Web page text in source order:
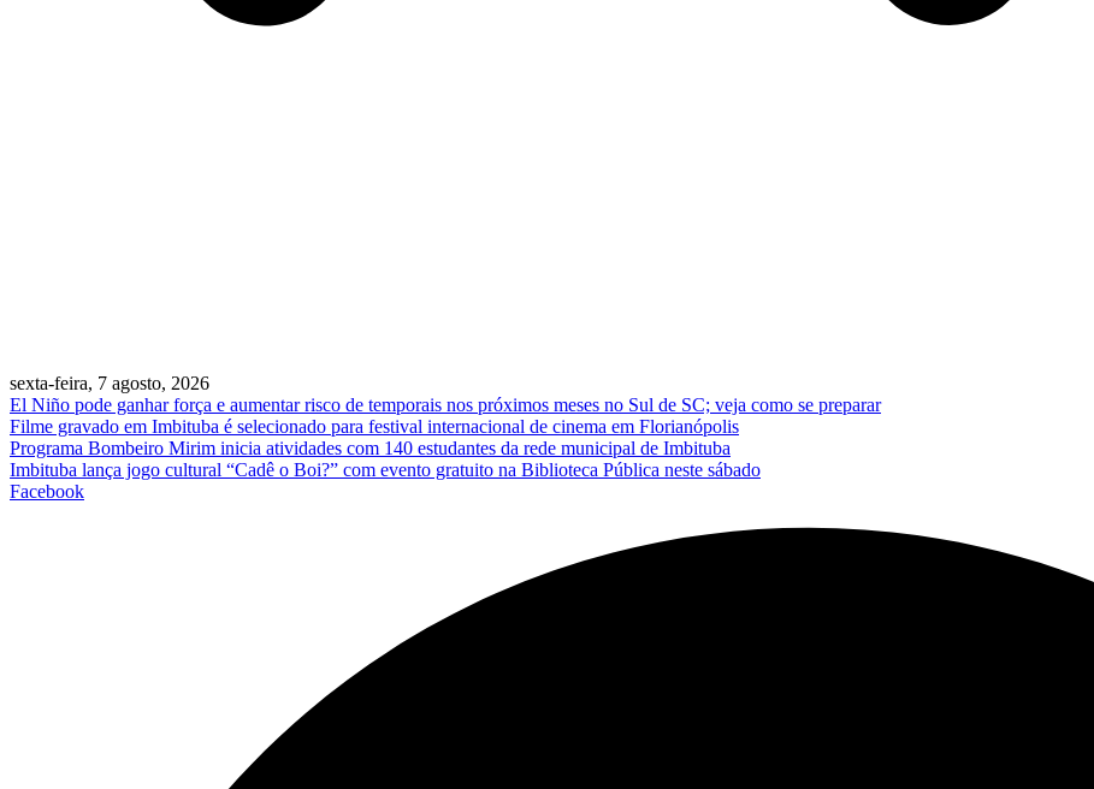
sexta-feira, 7 agosto, 2026
El Niño pode ganhar força e aumentar risco de temporais nos próximos meses no Sul de SC; veja como se preparar
Filme gravado em Imbituba é selecionado para festival internacional de cinema em Florianópolis
Programa Bombeiro Mirim inicia atividades com 140 estudantes da rede municipal de Imbituba
Imbituba lança jogo cultural “Cadê o Boi?” com evento gratuito na Biblioteca Pública neste sábado
Facebook